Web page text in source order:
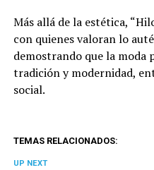
Más allá de la estética,
con quienes valoran lo
demostrando que la moda
tradición y modernidad,
social.
TEMAS RELACIONADOS:
UP NEXT